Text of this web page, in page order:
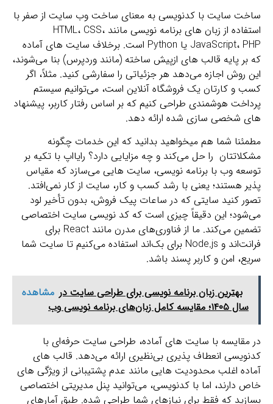
ساخت سایت با کدنویسی به معنای ساخت وب‌ سایت از صفر با
استفاده از زبان‌ های برنامه‌ نویسی مانند HTML، CSS،
JavaScript، PHP یا Python است. برخلاف سایت‌ های آماده
که بر پایه قالب‌ های ازپیش‌ ساخته (مانند وردپرس) بنا می‌شوند،
این روش اجازه می‌دهد هر جزئیاتی را سفارشی کنید. مثلاً، اگر
کسب‌ و کارتان یک فروشگاه آنلاین است، می‌توانیم سیستم
پرداخت هوشمندی طراحی کنیم که بر اساس رفتار کاربر، پیشنهاد
های شخصی‌ سازی‌ شده ارائه دهد.
مطمئنا شما هم میخواهید بدانید که این خدمات چگونه
مشکلاتتان را حل می‌کند و چه مزایایی دارد؟ رایااپ با تکیه بر
توسعه وب با برنامه‌ نویسی، سایت‌ هایی می‌سازد که مقیاس‌
پذیر هستند؛ یعنی با رشد کسب‌ و کار، سایت از کار نمی‌افتد.
تصور کنید سایتی که در ساعات پیک فروش، بدون تأخیر لود
می‌شود؛ این دقیقاً چیزی است که کد نویسی سایت اختصاصی
تضمین می‌کند. ما از فناوری‌های مدرن مانند React برای
فرانت‌اند و Node.js برای بک‌اند استفاده می‌کنیم تا سایت شما
سریع، امن و کاربر پسند باشد.
مشاهده بهترین زبان برنامه نویسی برای طراحی سایت در
سال ۱۴۰۵؛ مقایسه کامل زبان‌های برنامه نویسی وب
در مقایسه با سایت‌ های آماده، طراحی سایت حرفه‌ای با
کدنویسی انعطاف‌ پذیری بی‌نظیری ارائه می‌دهد. قالب‌ های
آماده اغلب محدودیت‌ هایی مانند عدم پشتیبانی از ویژگی‌ های
خاص دارند، اما با کدنویسی، می‌توانید پنل مدیریتی اختصاصی
بسازید که فقط برای نیازهای شما طراحی شده. طبق آمارهای